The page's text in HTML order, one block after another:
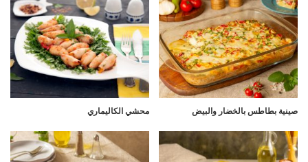
صينية بطاطس بالخضار والبيض محشي الكاليماري